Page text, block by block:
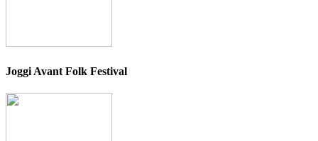
Joggi Avant Folk Festival